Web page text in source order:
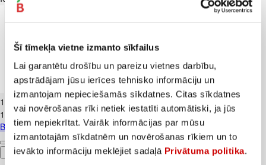
Šī tīmekļa vietne izmanto sīkfailus
Lai garantētu drošību un pareizu vietnes darbību,
apstrādājam jūsu ierīces tehnisko informāciju un
izmantojam nepieciešamās sīkdatnes. Citas sīkdatnes
vai novērošanas rīki netiek iestatīti automātiski, ja jūs
tiem nepiekrītat. Vairāk informācijas par mūsu
izmantotajām sīkdatnēm un novērošanas rīkiem un to
ievākto informāciju meklējiet sadaļā Privātuma politika.
Banāni CAVENDISH kg
1
1,19€/kg
Banāni CAVENDISH kg
Pievienot